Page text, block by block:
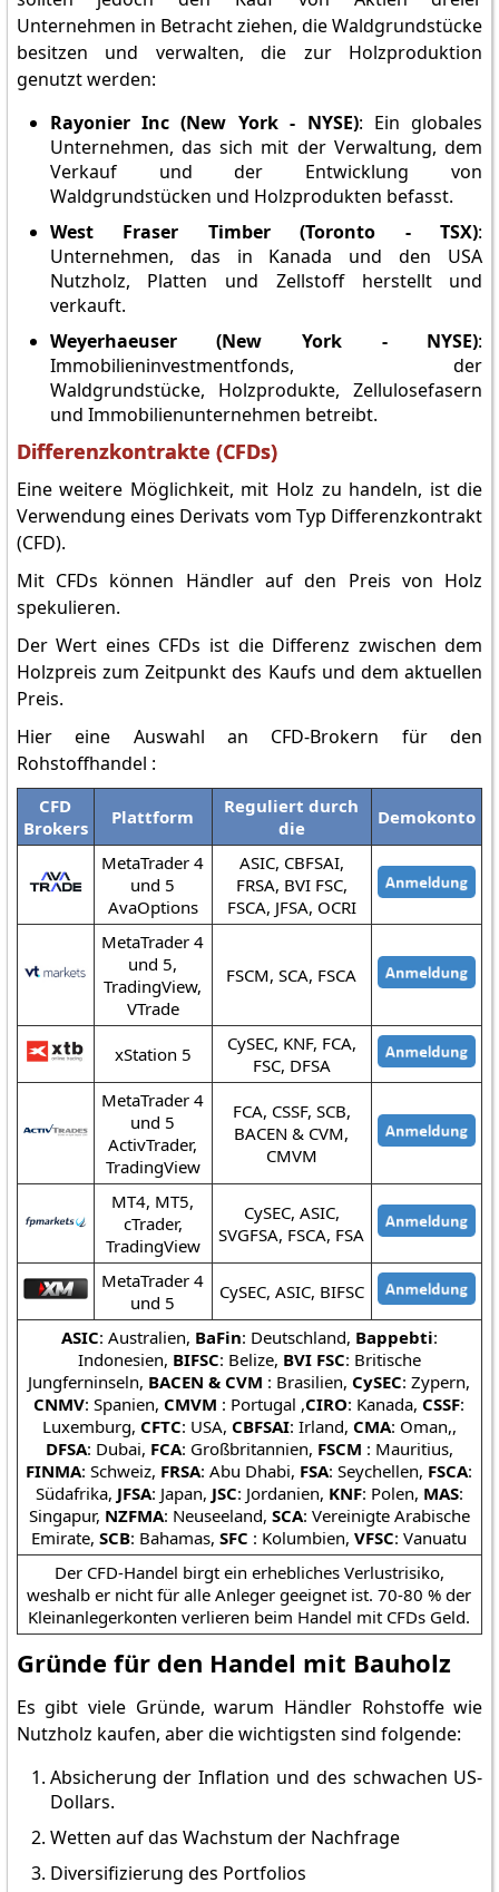
Unternehmen in Betracht ziehen, die Waldgrundstücke
besitzen und verwalten, die zur Holzproduktion
genutzt werden:
Rayonier Inc (New York - NYSE): Ein globales
Unternehmen, das sich mit der Verwaltung, dem
Verkauf und der Entwicklung von
Waldgrundstücken und Holzprodukten befasst.
West Fraser Timber (Toronto - TSX):
Unternehmen, das in Kanada und den USA
Nutzholz, Platten und Zellstoff herstellt und
verkauft.
Weyerhaeuser (New York - NYSE):
Immobilieninvestmentfonds, der
Waldgrundstücke, Holzprodukte, Zellulosefasern
und Immobilienunternehmen betreibt.
Differenzkontrakte (CFDs)
Eine weitere Möglichkeit, mit Holz zu handeln, ist die
Verwendung eines Derivats vom Typ Differenzkontrakt
(CFD).
Mit CFDs können Händler auf den Preis von Holz
spekulieren.
Der Wert eines CFDs ist die Differenz zwischen dem
Holzpreis zum Zeitpunkt des Kaufs und dem aktuellen
Preis.
Hier eine Auswahl an CFD-Brokern für den
Rohstoffhandel :
CFD
Brokers
Plattform
Reguliert durch
die
Demokonto
MetaTrader 4
und 5
AvaOptions
ASIC, CBFSAI,
FRSA, BVI FSC,
FSCA, JFSA, OCRI
MetaTrader 4
und 5,
TradingView,
VTrade
FSCM, SCA, FSCA
xStation 5
CySEC, KNF, FCA,
FSC, DFSA
MetaTrader 4
und 5
ActivTrader,
TradingView
FCA, CSSF, SCB,
BACEN & CVM,
CMVM
MT4, MT5,
cTrader,
TradingView
CySEC, ASIC,
SVGFSA, FSCA, FSA
MetaTrader 4
und 5
CySEC, ASIC, BIFSC
ASIC: Australien, BaFin: Deutschland, Bappebti:
Indonesien, BIFSC: Belize, BVI FSC: Britische
Jungferninseln, BACEN & CVM : Brasilien, CySEC: Zypern,
CNMV: Spanien, CMVM : Portugal ,CIRO: Kanada, CSSF:
Luxemburg, CFTC: USA, CBFSAI: Irland, CMA: Oman,,
DFSA: Dubai, FCA: Großbritannien, FSCM : Mauritius,
FINMA: Schweiz, FRSA: Abu Dhabi, FSA: Seychellen, FSCA:
Südafrika, JFSA: Japan, JSC: Jordanien, KNF: Polen, MAS:
Singapur, NZFMA: Neuseeland, SCA: Vereinigte Arabische
Emirate,SCB: Bahamas,SFC : Kolumbien,VFSC: Vanuatu
Der CFD-Handel birgt ein erhebliches Verlustrisiko,
weshalb er nicht für alle Anleger geeignet ist. 70-80 % der
Kleinanlegerkonten verlieren beim Handel mit CFDs Geld.
Gründe für den Handel mit Bauholz
Es gibt viele Gründe, warum Händler Rohstoffe wie
Nutzholz kaufen, aber die wichtigsten sind folgende:
Absicherung der Inflation und des schwachen US-
Dollars.
Wetten auf das Wachstum der Nachfrage
Diversifizierung des Portfolios